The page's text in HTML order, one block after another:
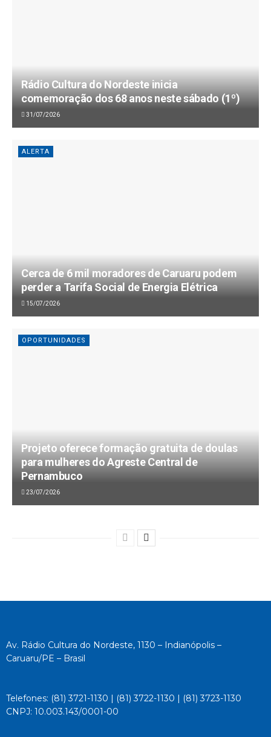
Rádio Cultura do Nordeste inicia
comemoração dos 68 anos neste sábado (1º)
31/07/2026
ALERTA
Cerca de 6 mil moradores de Caruaru podem
perder a Tarifa Social de Energia Elétrica
15/07/2026
OPORTUNIDADES
Projeto oferece formação gratuita de doulas
para mulheres do Agreste Central de
Pernambuco
23/07/2026
Av. Rádio Cultura do Nordeste, 1130 – Indianópolis –
Caruaru/PE – Brasil
Telefones: (81) 3721-1130 | (81) 3722-1130 | (81) 3723-1130
CNPJ: 10.003.143/0001-00